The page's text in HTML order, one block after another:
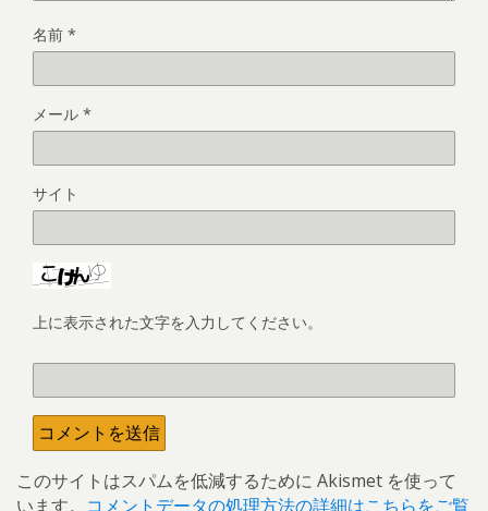
名前 *
メール *
サイト
上に表示された文字を入力してください。
このサイトはスパムを低減するために Akismet を使って
います。 コメントデータの処理方法の詳細はこちらをご覧